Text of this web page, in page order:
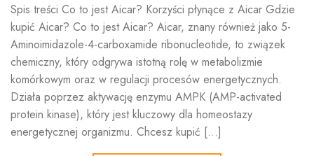
Spis treści Co to jest Aicar? Korzyści płynące z Aicar Gdzie
kupić Aicar? Co to jest Aicar? Aicar, znany również jako 5-
Aminoimidazole-4-carboxamide ribonucleotide, to związek
chemiczny, który odgrywa istotną rolę w metabolizmie
komórkowym oraz w regulacji procesów energetycznych.
Działa poprzez aktywację enzymu AMPK (AMP-activated
protein kinase), który jest kluczowy dla homeostazy
energetycznej organizmu. Chcesz kupić […]